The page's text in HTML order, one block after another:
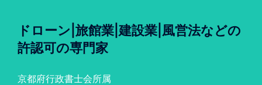
ドローン|旅館業|建設業|風営法などの
許認可の専門家
京都府行政書士会所属